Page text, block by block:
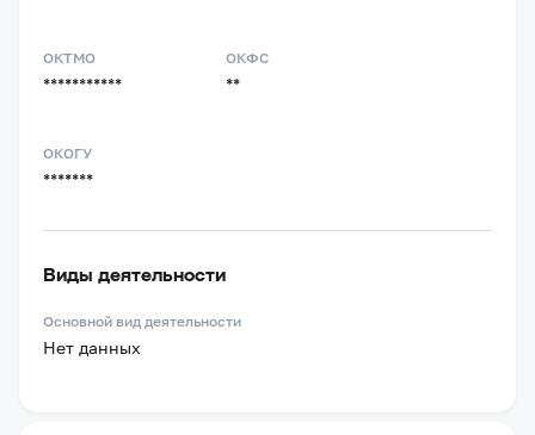
ОКТМО
***********
ОКФС
**
ОКОГУ
*******
Виды деятельности
Основной вид деятельности
Нет данных